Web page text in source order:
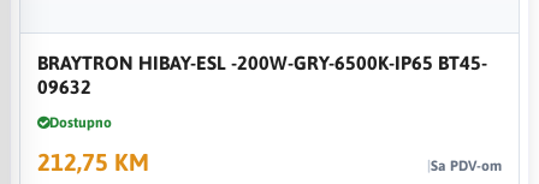
BRAYTRON HIBAY-ESL -200W-GRY-6500K-IP65 BT45-
09632
Dostupno
212,75 KM Sa PDV-om